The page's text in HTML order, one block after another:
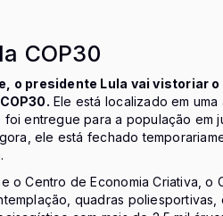
COP30
o presidente Lula vai vistoriar
Ele está localizado em
entregue para a população em
ele está fechado
o Centro de Economia Criativa, o
quadras poliesportivas,